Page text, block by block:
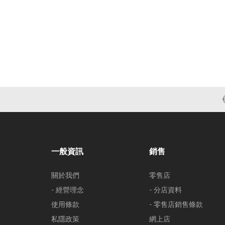
一般資訊
關於我們
- 經營理念
使用條款
私隱政策
銷售
零售店
- 分店資料
- 零售店銷售條款
網上店